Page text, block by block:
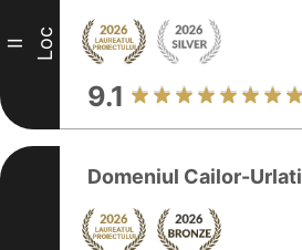
II Loc
9.1
Domeniul Cailor-Urlati